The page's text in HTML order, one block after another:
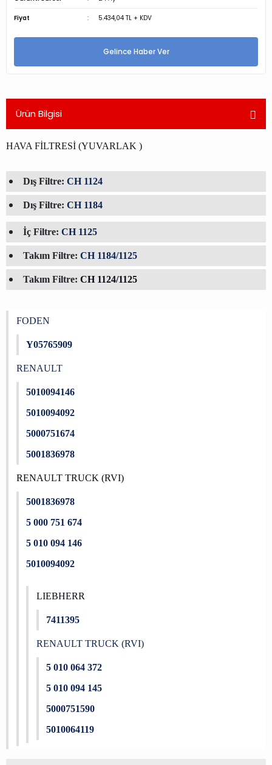
Fiyat 5.434,04 TL + KDV
Gelince Haber Ver
Ürün Bilgisi
HAVA FİLTRESİ (YUVARLAK )
Dış Filtre: CH 1124
Dış Filtre: CH 1184
İç Filtre: CH 1125
Takım Filtre: CH 1184/1125
Takım Filtre: CH 1124/1125
FODEN
Y05765909
RENAULT
5010094146
5010094092
5000751674
5001836978
RENAULT TRUCK (RVI)
5001836978
5 000 751 674
5 010 094 146
5010094092
LIEBHERR
7411395
RENAULT TRUCK (RVI)
5 010 064 372
5 010 094 145
5000751590
5010064119